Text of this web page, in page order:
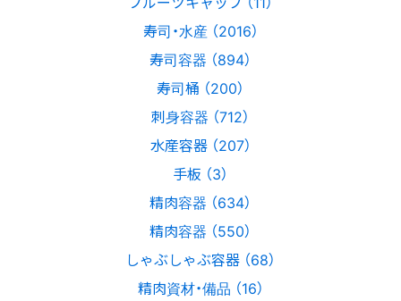
寿司・水産 （2016）
寿司容器 （894）
寿司桶 （200）
刺身容器 （712）
水産容器 （207）
手板 （3）
精肉容器 （634）
精肉容器 （550）
しゃぶしゃぶ容器 （68）
精肉資材・備品 （16）